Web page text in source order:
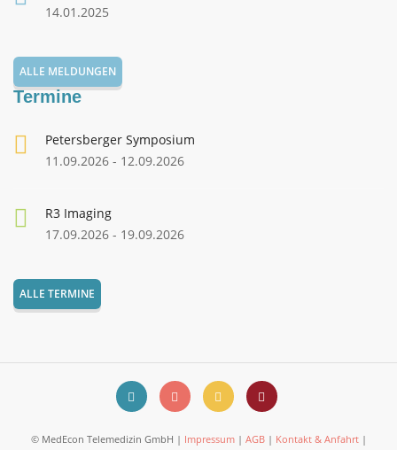
14.01.2025
ALLE MELDUNGEN
Termine
Petersberger Symposium
11.09.2026 - 12.09.2026
R3 Imaging
17.09.2026 - 19.09.2026
ALLE TERMINE
© MedEcon Telemedizin GmbH | Impressum| AGB| Kontakt & Anfahrt|